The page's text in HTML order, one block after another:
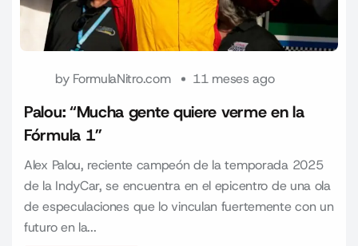
by FormulaNitro.com 11 meses ago
Palou: “Mucha gente quiere verme en la
Fórmula 1”
Alex Palou, reciente campeón de la temporada 2025
de la IndyCar, se encuentra en el epicentro de una ola
de especulaciones que lo vinculan fuertemente con un
futuro en la...